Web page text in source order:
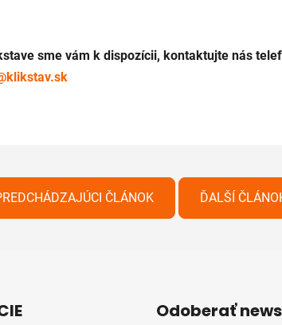
sme vám k dispozícii, kontaktujte nás
ČLÁNOK ĎALŠÍ
Odoberať